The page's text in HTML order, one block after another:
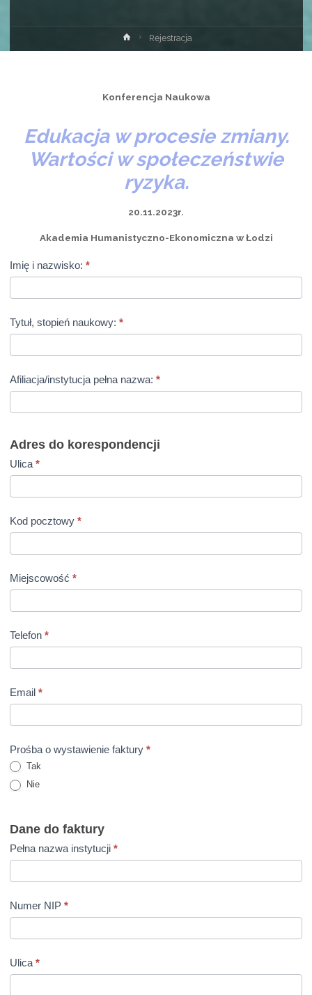
Strona
główna
Rejestracja
Konferencja Naukowa
Edukacja w procesie zmiany.
Wartości w społeczeństwie
ryzyka.
20.11.2023r.
Akademia Humanistyczno-Ekonomiczna w Łodzi
Edukacja
w
procesie
społecznej
Imię i nazwisko: *
Tytuł, stopień naukowy: *
Afiliacja/instytucja pełna nazwa: *
Adres do korespondencji
Ulica *
Kod pocztowy *
Miejscowość *
Telefon *
Email *
Prośba o wystawienie faktury *
Tak
Nie
Dane do faktury
Pełna nazwa instytucji *
Numer NIP *
Ulica *